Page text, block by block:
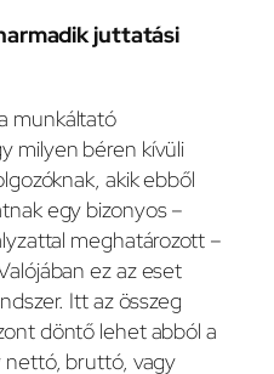
juttatási
munkáltató
milyen béren kívüli
akik ebből
egy bizonyos –
meghatározott –
ez az eset
Itt az összeg
döntő lehet abból a
bruttó, vagy